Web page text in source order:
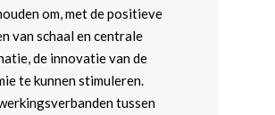
om, met de positieve
van schaal en centrale
de innovatie van de
te kunnen stimuleren.
tussen